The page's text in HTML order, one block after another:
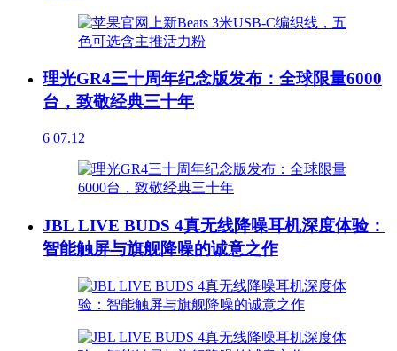
理光GR4三十周年纪念版发布：全球限量6000
台，致敬经典三十年
6 07.12
JBL LIVE BUDS 4真无线降噪耳机深度体验：
智能触屏与旗舰降噪的诚意之作